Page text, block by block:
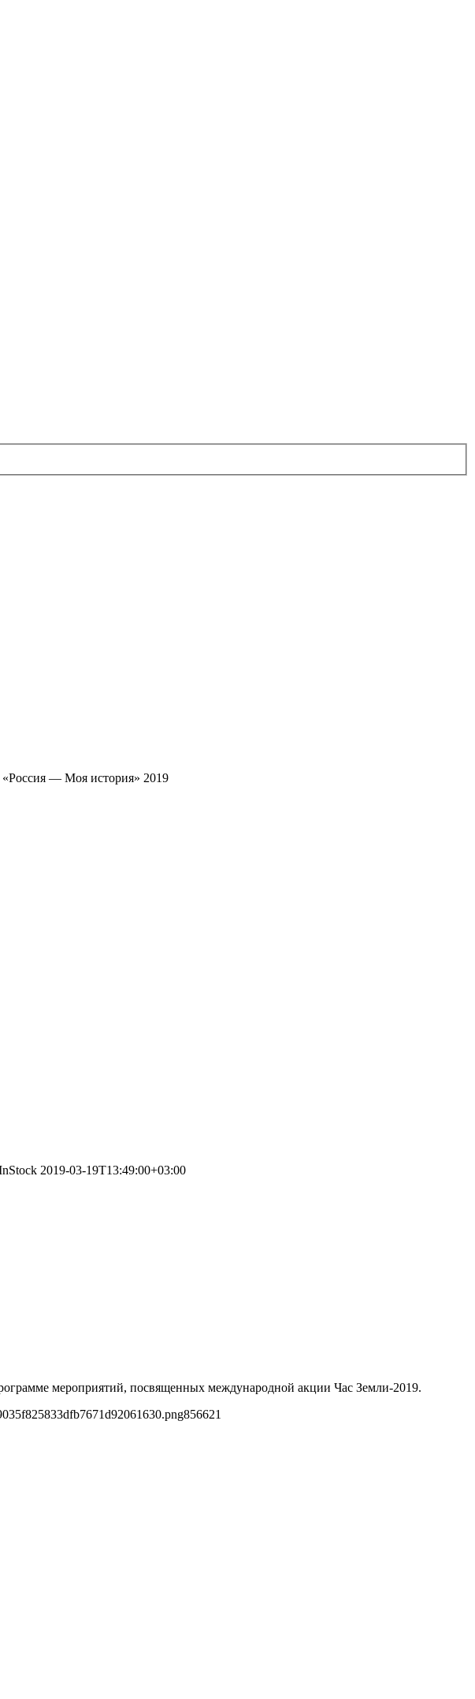
— Моя история» 2019
2019-03-19T13:49:00+03:00
мероприятий, посвященных международной акции Час Земли-2019.
856621